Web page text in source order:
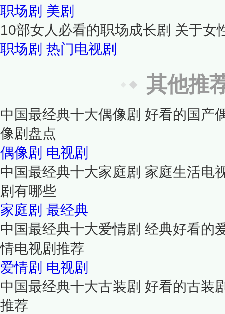
职场剧 美剧
10部女人必看的职场成长剧 关于女
职场剧 热门电视剧
其他推
中国最经典十大偶像剧 好看的国产
像剧盘点
偶像剧 电视剧
中国最经典十大家庭剧 家庭生活电
剧有哪些
家庭剧 最经典
中国最经典十大爱情剧 经典好看的
情电视剧推荐
爱情剧 电视剧
中国最经典十大古装剧 好看的古装
推荐